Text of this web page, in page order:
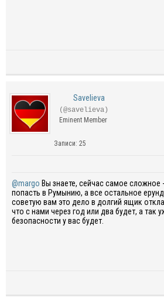
Savelieva
(@savelieva)
Eminent Member
Записи: 25
@margo Вы знаете, сейчас самое сложное
попасть в Румынию, а все остальное
советую вам это дело в долгий ящик
что с нами через год или два будет, а так
безопасности у вас будет.